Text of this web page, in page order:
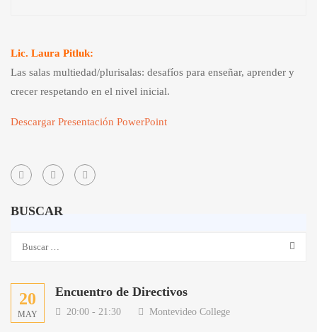
Lic. Laura Pitluk:
Las salas multiedad/plurisalas: desafíos para enseñar, aprender y
crecer respetando en el nivel inicial.
Descargar Presentación PowerPoint
BUSCAR
20
MAY
Encuentro de Directivos
20:00 - 21:30 Montevideo College